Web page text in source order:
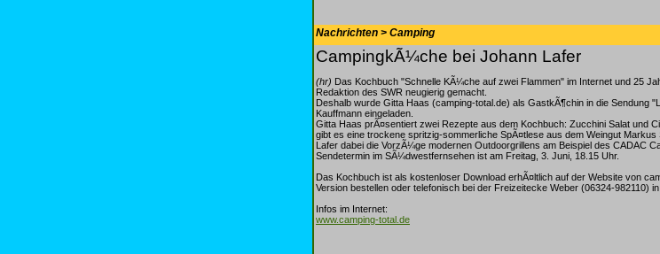
Nachrichten > Camping
CampingkÃ¼che bei Johann Lafer
(hr) Das Kochbuch "Schnelle KÃ¼che auf zwei Flammen" im Internet und 25
Redaktion des SWR neugierig gemacht.
Deshalb wurde Gitta Haas (camping-total.de) als GastkÃ¶chin in die Sendung
Kauffmann eingeladen.
Gitta Haas prÃ¤sentiert zwei Rezepte aus dem Kochbuch: Zucchini Salat und
gibt es eine trockene spritzig-sommerliche SpÃ¤tlese aus dem Weingut
Lafer dabei die VorzÃ¼ge modernen Outdoorgrillens am Beispiel des CADAC
Sendetermin im SÃ¼dwestfernsehen ist am Freitag, 3. Juni, 18.15 Uhr.
Das Kochbuch ist als kostenloser Download erhÃ¤ltlich auf der Website von
Version bestellen oder telefonisch bei der Freizeitecke Weber (06324-982110) in
Infos im Internet:
www.camping-total.de